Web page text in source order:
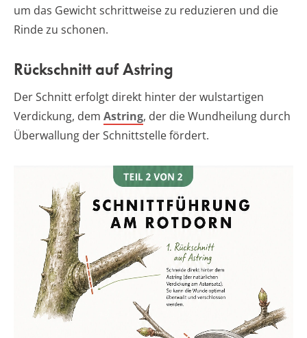
um das Gewicht schrittweise zu reduzieren und die
Rinde zu schonen.
Rückschnitt auf Astring
Der Schnitt erfolgt direkt hinter der wulstartigen
Verdickung, dem Astring, der die Wundheilung durch
Überwallung der Schnittstelle fördert.